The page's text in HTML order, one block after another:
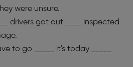
were unsure.
drivers got out ____ inspected
to go _____ it's today _____